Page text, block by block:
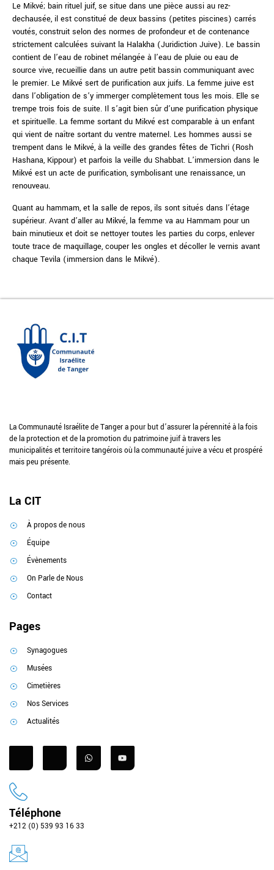
Le Mikvé; bain rituel juif, se situe dans une pièce aussi au rez-
dechausée, il est constitué de deux bassins (petites piscines) carrés
voutés, construit selon des normes de profondeur et de contenance
strictement calculées suivant la Halakha (Juridiction Juive). Le bassin
contient de l’eau de robinet mélangée à l’eau de pluie ou eau de
source vive, recueillie dans un autre petit bassin communiquant avec
le premier. Le Mikvé sert de purification aux juifs. La femme juive est
dans l’obligation de s’y immerger complètement tous les mois. Elle se
trempe trois fois de suite. Il s’agit bien sûr d’une purification physique
et spirituelle. La femme sortant du Mikvé est comparable à un enfant
qui vient de naître sortant du ventre maternel. Les hommes aussi se
trempent dans le Mikvé, à la veille des grandes fêtes de Tichri (Rosh
Hashana, Kippour) et parfois la veille du Shabbat. L’immersion dans le
Mikvé est un acte de purification, symbolisant une renaissance, un
renouveau.
Quant au hammam, et la salle de repos, ils sont situés dans l’étage
supérieur. Avant d’aller au Mikvé, la femme va au Hammam pour un
bain minutieux et doit se nettoyer toutes les parties du corps, enlever
toute trace de maquillage, couper les ongles et décoller le vernis avant
chaque Tevila (immersion dans le Mikvé).
La Communauté Israélite de Tanger a pour but d’assurer la pérennité à la fois
de la protection et de la promotion du patrimoine juif à travers les
municipalités et territoire tangérois où la communauté juive a vécu et prospéré
mais peu présente.
La CIT
À propos de nous
Équipe
Évènements
On Parle de Nous
Contact
Pages
Synagogues
Musées
Cimetières
Nos Services
Actualités
Téléphone
+212 (0) 539 93 16 33